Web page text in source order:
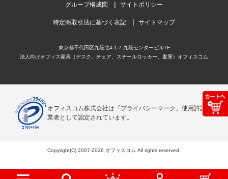
グループ構成図 サイトポリシー
特定商取引法に基づく表記 サイトマップ
東京都千代田区九段北4-1-7 九段センタービル7F
法人向けオフィス家具（デスク、チェア、スチールロッカー、書庫）オフィスコム
オフィスコム株式会社は「プライバシーマーク」使用許諾事
業者として認定されています。
Copyright(C) 2007-2026 オフィスコム All rights reserved.